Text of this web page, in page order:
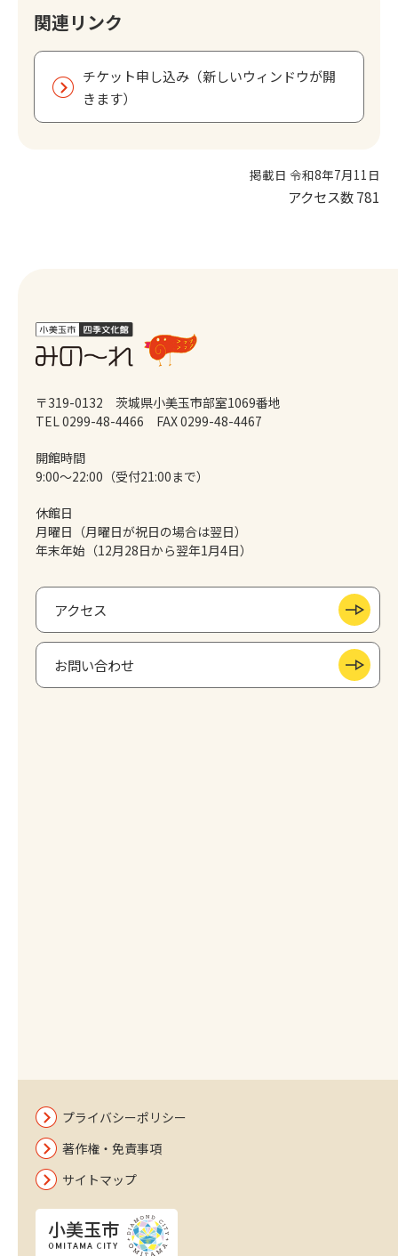
関連リンク
チケット申し込み（新しいウィンドウが開
きます）
掲載日 令和8年7月11日
アクセス数781
〒319-0132 茨城県小美玉市部室1069番地
TEL 0299-48-4466
FAX 0299-48-4467
開館時間
9:00～22:00（受付21:00まで）
休館日
月曜日（月曜日が祝日の場合は翌日）
年末年始（12月28日から翌年1月4日）
アクセス
お問い合わせ
プライバシーポリシー
著作権・免責事項
サイトマップ